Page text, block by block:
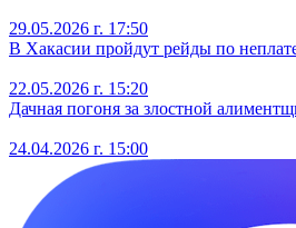
29.05.2026 г. 17:50
В Хакасии пройдут рейды по
22.05.2026 г. 15:20
Дачная погоня за злостной
24.04.2026 г. 15:00